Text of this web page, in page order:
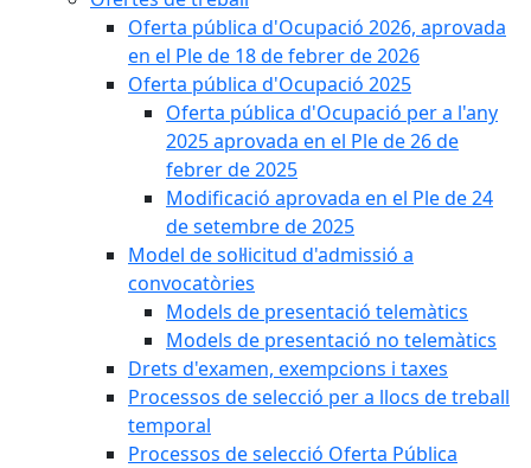
Oferta pública d'Ocupació 2026, aprovada
en el Ple de 18 de febrer de 2026
Oferta pública d'Ocupació 2025
Oferta pública d'Ocupació per a l'any
2025 aprovada en el Ple de 26 de
febrer de 2025
Modificació aprovada en el Ple de 24
de setembre de 2025
Model de sol·licitud d'admissió a
convocatòries
Models de presentació telemàtics
Models de presentació no telemàtics
Drets d'examen, exempcions i taxes
Processos de selecció per a llocs de treball
temporal
Processos de selecció Oferta Pública